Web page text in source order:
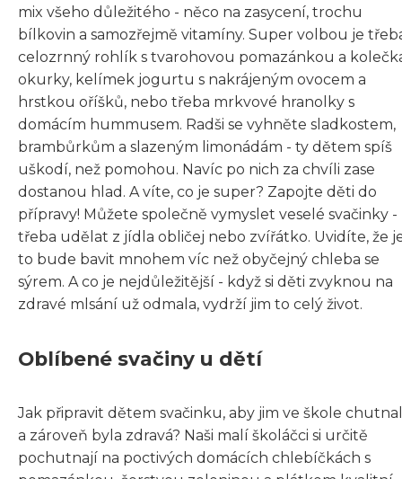
mix všeho důležitého - něco na zasycení, trochu
bílkovin a samozřejmě vitamíny. Super volbou je
celozrnný rohlík s tvarohovou pomazánkou a
okurky, kelímek jogurtu s nakrájeným ovocem a
hrstkou oříšků, nebo třeba mrkvové hranolky s
domácím hummusem. Radši se vyhněte sladkostem,
brambůrkům a slazeným limonádám - ty dětem spíš
uškodí, než pomohou. Navíc po nich za chvíli zase
dostanou hlad. A víte, co je super? Zapojte děti do
přípravy! Můžete společně vymyslet veselé svačinky -
třeba udělat z jídla obličej nebo zvířátko. Uvidíte, že
to bude bavit mnohem víc než obyčejný chleba se
sýrem. A co je nejdůležitější - když si děti zvyknou na
zdravé mlsání už odmala, vydrží jim to celý život.
Oblíbené svačiny u dětí
Jak připravit dětem svačinku, aby jim ve škole
a zároveň byla zdravá? Naši malí školáčci si určitě
pochutnají na poctivých domácích chlebíčkách s